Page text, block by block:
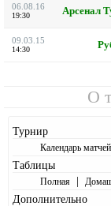
06.08.16
19:30 Арсенал
09.03.15
14:30
О
Турнир
Календарь матчей
Таблицы
Полная |
Дополнительно